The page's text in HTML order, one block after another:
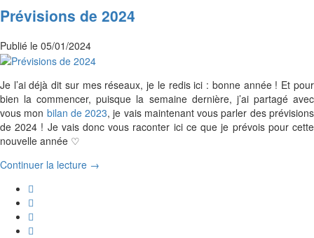
Prévisions de 2024
Publié le 05/01/2024
Je l’ai déjà dit sur mes réseaux, je le redis ici : bonne année ! Et pour
bien la commencer, puisque la semaine dernière, j’ai partagé avec
vous mon bilan de 2023, je vais maintenant vous parler des prévisions
de 2024 ! Je vais donc vous raconter ici ce que je prévois pour cette
nouvelle année ♡
Continuer la lecture →